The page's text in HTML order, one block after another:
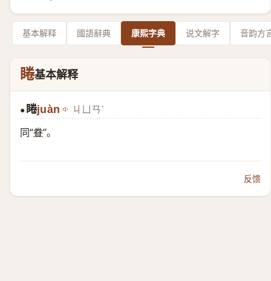
基本解释 國語辭典 康熙字典 说文解字 音韵方
睠基本解释
● 睠juàn ㄐㄩㄢˋ
同“眷”。
反馈